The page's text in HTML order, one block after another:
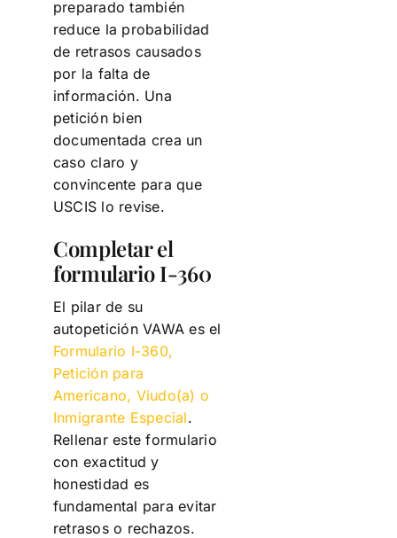
preparado también
reduce la probabilidad
de retrasos causados
por la falta de
información. Una
petición bien
documentada crea un
caso claro y
convincente para que
USCIS lo revise.
Completar el
formulario I-360
El pilar de su
autopetición VAWA es el
Formulario I-360,
Petición para
Americano, Viudo(a) o
Inmigrante Especial.
Rellenar este formulario
con exactitud y
honestidad es
fundamental para evitar
retrasos o rechazos.